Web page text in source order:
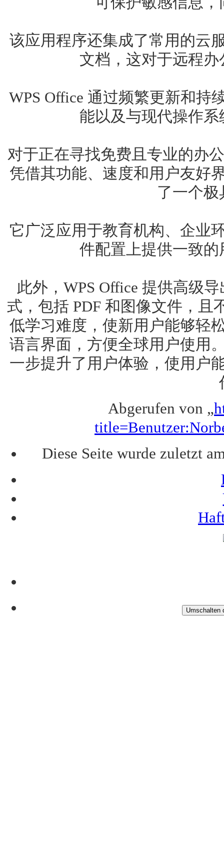
该应用程序还集成了常用的云
文档，这对于远程
WPS Office 通过频繁更新和持
能以及与现代操作
对于正在寻找免费且专业的办
凭借其功能、速度和用户友好
了一个
它广泛应用于教育机构、企业
件配置上提供一致
此外，WPS Office 提供高级
式，包括 PDF 和图像文件，
低学习难度，使新用户能够轻
语言界面，方便全球用户使用
一步提升了用户体验，使用户
Abgerufen von „
Diese Seite wurde zuletzt
Umschalten